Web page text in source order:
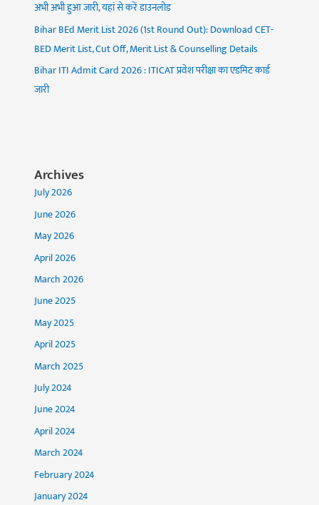
अभी अभी हुआ जारी, यहां से करें डाउनलोड
Bihar BEd Merit List 2026 (1st Round Out): Download CET-
BED Merit List, Cut Off, Merit List & Counselling Details
Bihar ITI Admit Card 2026 : ITICAT प्रवेश परीक्षा का एडमिट कार्ड
जारी
Archives
July 2026
June 2026
May 2026
April 2026
March 2026
June 2025
May 2025
April 2025
March 2025
July 2024
June 2024
April 2024
March 2024
February 2024
January 2024